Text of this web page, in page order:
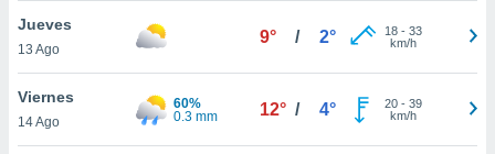
Jueves
13 Ago
9° / 2° 18- 33
km/h
Viernes
14 Ago
60%
0.3 mm
12° / 4° 20- 39
km/h